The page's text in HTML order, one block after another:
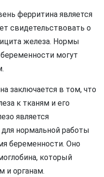
ферритина является
свидетельствовать о
железа. Нормы
могут
заключается в том, что
к тканям и его
является
нормальной работы
беременности. Оно
который
и органам.